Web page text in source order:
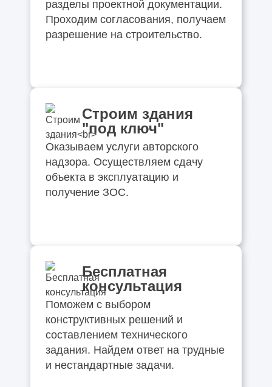
разделы проектной документации.
Проходим согласования, получаем
разрешение на строительство.
Строим здания
"под ключ"
Оказываем услуги авторского
надзора. Осуществляем сдачу
объекта в эксплуатацию и
получение ЗОС.
Бесплатная
консультация
Поможем с выбором
конструктивных решений и
составлением технического
задания. Найдем ответ на трудные
и нестандартные задачи.